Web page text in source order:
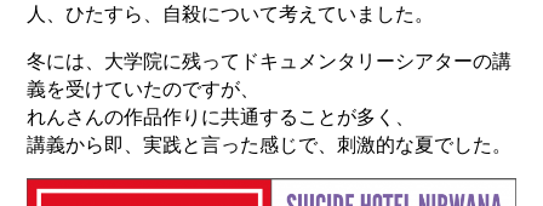
人、ひたすら、自殺について考えていました。
冬には、大学院に残ってドキュメンタリーシアターの講
義を受けていたのですが、
れんさんの作品作りに共通することが多く、
講義から即、実践と言った感じで、刺激的な夏でした。